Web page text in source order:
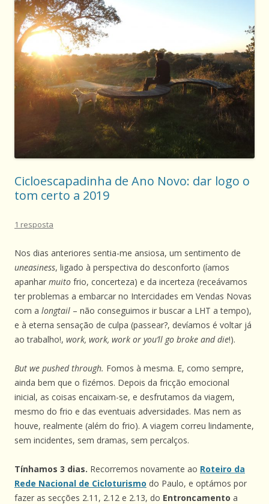
Cicloescapadinha de Ano Novo: dar logo o
tom certo a 2019
1 resposta
Nos dias anteriores sentia-me ansiosa, um sentimento de
uneasiness, ligado à perspectiva do desconforto (íamos
apanhar muito frio, concerteza) e da incerteza (receávamos
ter problemas a embarcar no Intercidades em Vendas Novas
com a longtail – não conseguimos ir buscar a LHT a tempo),
e à eterna sensação de culpa (passear?, devíamos é voltar já
ao trabalho!, work, work, work or you’ll go broke and die!).
But we pushed through. Fomos à mesma. E, como sempre,
ainda bem que o fizémos. Depois da fricção emocional
inicial, as coisas encaixam-se, e desfrutamos da viagem,
mesmo do frio e das eventuais adversidades. Mas nem as
houve, realmente (além do frio). A viagem correu lindamente,
sem incidentes, sem dramas, sem percalços.
Tínhamos 3 dias. Recorremos novamente ao Roteiro da
Rede Nacional de Cicloturismo do Paulo, e optámos por
fazer as secções 2.11, 2.12 e 2.13, do Entroncamento a